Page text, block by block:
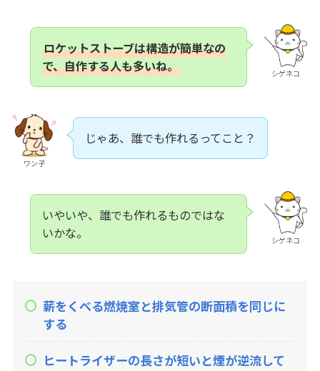
シゲネコ
ロケットストーブは構造が簡単なの
で、自作する人も多いね。
ワン子
じゃあ、誰でも作れるってこと？
シゲネコ
いやいや、誰でも作れるものではな
いかな。
薪をくべる燃焼室と排気管の断面積を同じに
する
ヒートライザーの長さが短いと煙が逆流して